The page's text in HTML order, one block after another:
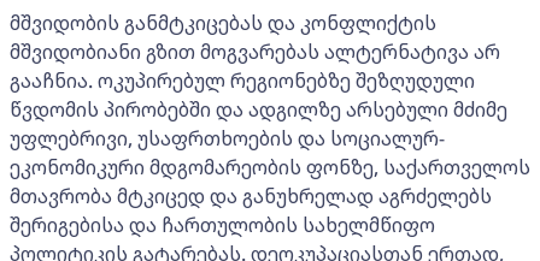
მშვიდობის განმტკიცებას და კონფლიქტის
მშვიდობიანი გზით მოგვარებას ალტერნატივა არ
გააჩნია. ოკუპირებულ რეგიონებზე შეზღუდული
წვდომის პირობებში და ადგილზე არსებული მძიმე
უფლებრივი, უსაფრთხოების და სოციალურ-
ეკონომიკური მდგომარეობის ფონზე, საქართველოს
მთავრობა მტკიცედ და განუხრელად აგრძელებს
შერიგებისა და ჩართულობის სახელმწიფო
პოლიტიკის გატარებას. დეოკუპაციასთან ერთად,